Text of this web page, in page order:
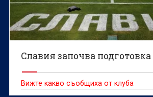
Славия започва подготовка
Вижте какво съобщиха от клуба